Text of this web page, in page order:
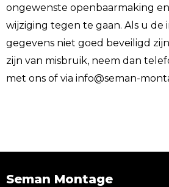
ongewenste openbaarmaking
wijziging tegen te gaan. Als u
gegevens niet goed beveiligd
zijn van misbruik, neem dan
met ons of via info@seman-
Seman Montage